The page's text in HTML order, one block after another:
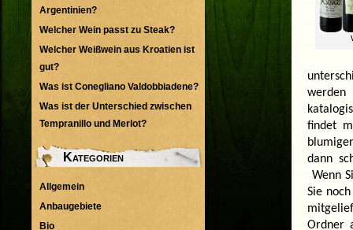
findet
dann
Wenn
Sie
Ordner
Argentinien?
Welcher Wein passt zu Steak?
Welcher Weißwein aus Kroatien ist
gut?
Was ist Conegliano Valdobbiadene?
Was ist der Unterschied zwischen
Tempranillo und Merlot?
Kategorien
Allgemein
Anbaugebiete
Bio